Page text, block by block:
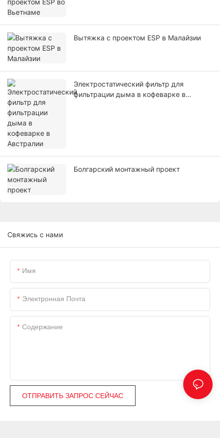
Вытяжка с проектом ESP в Малайзии
Электростатический фильтр для
фильтрации дыма в кофеварке в
Болгарский монтажный проект
Свяжись с нами
Имя
Электронная Почта
Содержание
ОТПРАВИТЬ ЗАПРОС СЕЙЧАС